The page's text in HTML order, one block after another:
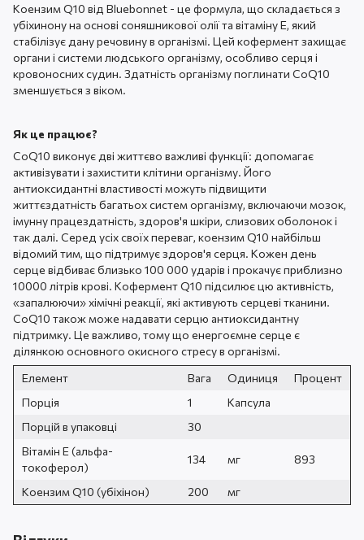
Коензим Q10 від Bluebonnet - це формула, що складається з
убіхинону на основі соняшникової олії та вітаміну Е, який
стабілізує дану речовину в організмі. Цей кофермент захищає
органи і системи людського організму, особливо серця і
кровоносних судин. Здатність організму поглинати CoQ10
зменшується з віком.
Як це працює?
CoQ10 виконує дві життєво важливі функції: допомагає
активізувати і захистити клітини організму. Його
антиоксидантні властивості можуть підвищити
життєздатність багатьох систем організму, включаючи мозок,
імунну працездатність, здоров'я шкіри, слизових оболонок і
так далі. Серед усіх своїх переваг, коензим Q10 найбільш
відомий тим, що підтримує здоров'я серця. Кожен день
серце відбиває близько 100 000 ударів і прокачує приблизно
10000 літрів крові. Кофермент Q10 підсилює цю активність,
«запалюючи» хімічні реакції, які активують серцеві тканини.
CoQ10 також може надавати серцю антиоксидантну
підтримку. Це важливо, тому що енергоємне серце є
ділянкою основного окисного стресу в організмі.
Елемент
Вага Одиниця
Процент
Порція
1
Капсула
Порцій в упаковці
30
Вітамін Е (альфа-
токоферол)
134 мг 893
Коензим Q10 (убіхінон) 200 мг